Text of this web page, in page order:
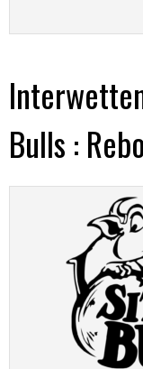
Bulls :